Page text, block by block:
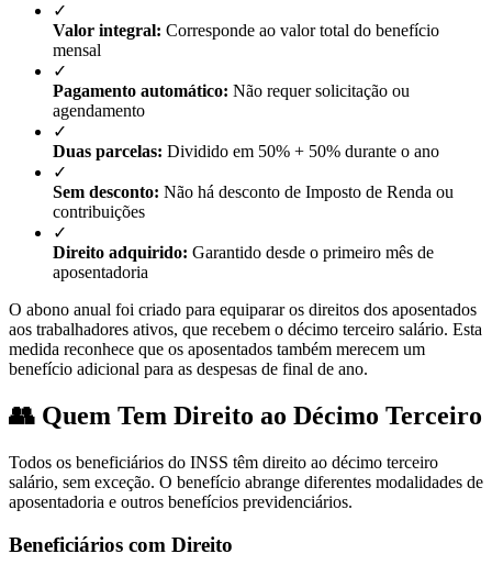
✓
Valor integral: Corresponde ao valor total do benefício
mensal
✓
Pagamento automático: Não requer solicitação ou
agendamento
✓
Duas parcelas: Dividido em 50% + 50% durante o ano
✓
Sem desconto: Não há desconto de Imposto de Renda ou
contribuições
✓
Direito adquirido: Garantido desde o primeiro mês de
aposentadoria
O abono anual foi criado para equiparar os direitos dos aposentados
aos trabalhadores ativos, que recebem o décimo terceiro salário. Esta
medida reconhece que os aposentados também merecem um
benefício adicional para as despesas de final de ano.
👥 Quem Tem Direito ao Décimo Terceiro
Todos os beneficiários do INSS têm direito ao décimo terceiro
salário, sem exceção. O benefício abrange diferentes modalidades de
aposentadoria e outros benefícios previdenciários.
Beneficiários com Direito